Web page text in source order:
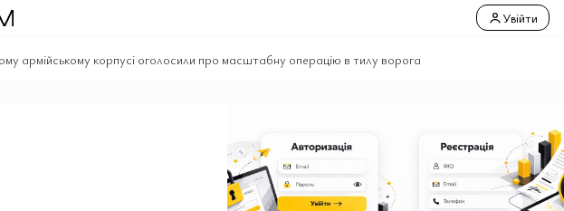
Увійти
армійському корпусі оголосили про масштабну операцію в тилу ворога